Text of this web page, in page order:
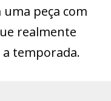
peça com
realmente
temporada.